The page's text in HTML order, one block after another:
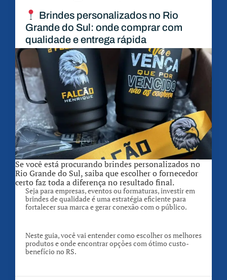
Brindes personalizados no Rio
Grande do Sul: onde comprar com
qualidade e entrega rápida
Se você está procurando brindes personalizados no
Rio Grande do Sul, saiba que escolher o fornecedor
certo faz toda a diferença no resultado final.
Seja para empresas, eventos ou formaturas, investir em
brindes de qualidade é uma estratégia eficiente para
fortalecer sua marca e gerar conexão com o público.
Neste guia, você vai entender como escolher os melhores
produtos e onde encontrar opções com ótimo custo-
benefício no RS.